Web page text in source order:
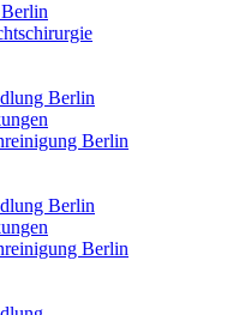
Berlin
Berlin
Berlin
Berlin